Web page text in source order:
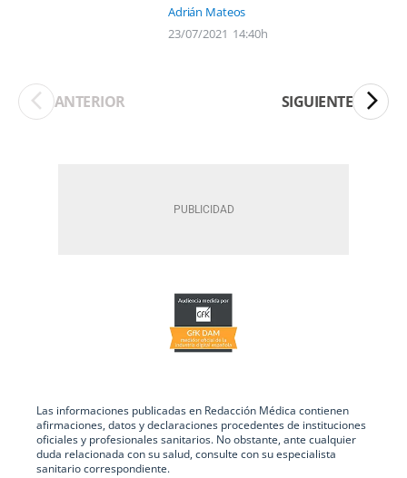
Adrián Mateos
23/07/2021 14:40h
ANTERIOR SIGUIENTE
Las informaciones publicadas en Redacción Médica contienen
afirmaciones, datos y declaraciones procedentes de instituciones
oficiales y profesionales sanitarios. No obstante, ante cualquier
duda relacionada con su salud, consulte con su especialista
sanitario correspondiente.